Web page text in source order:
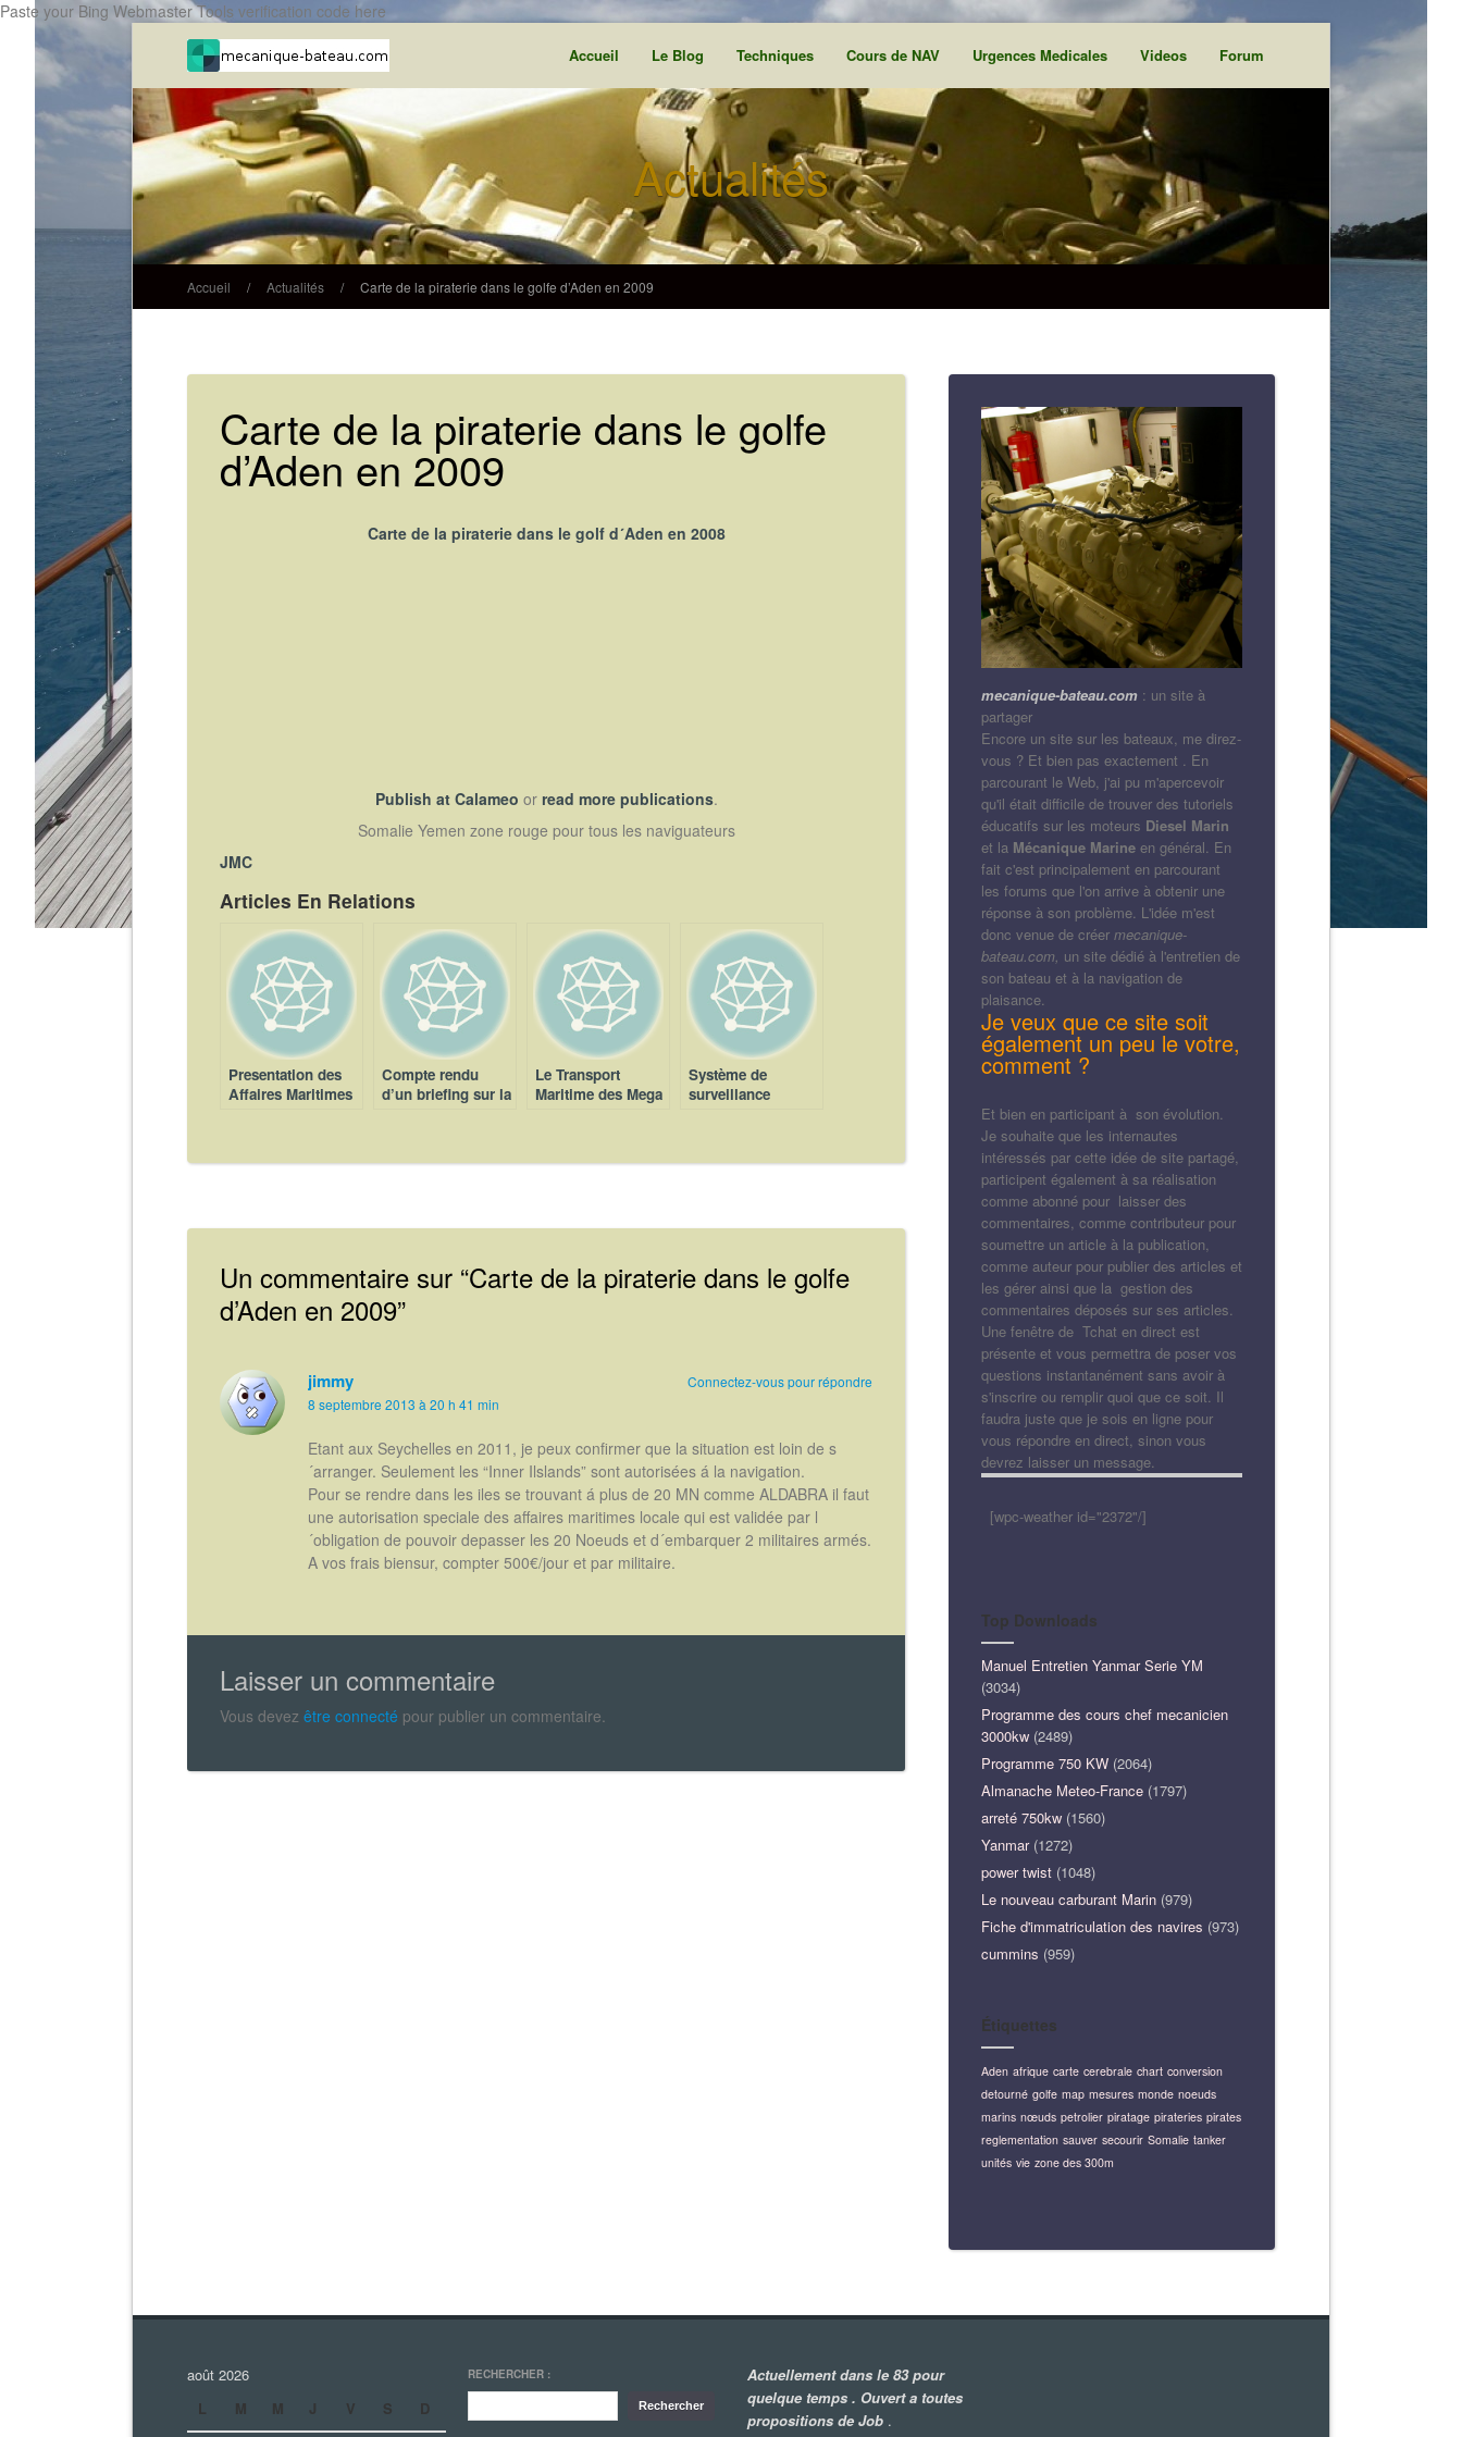
Paste your Bing Webmaster Tools verification code here
Accueil Le Blog Techniques Cours de NAV Urgences Medicales Videos Forum
Actualités
Accueil / Actualités / Carte de la piraterie dans le golfe d’Aden en 2009
Carte de la piraterie dans le golfe
d’Aden en 2009
Carte de la piraterie dans le golf d´Aden en 2008
Publish at Calameo or read more publications.
Somalie Yemen zone rouge pour tous les naviguateurs
JMC
Articles En Relations
Presentation des
Affaires Maritimes
Compte rendu
d’un briefing sur la
Le Transport
Maritime des Mega
Système de
surveillance
Un commentaire sur “Carte de la piraterie dans le golfe
d’Aden en 2009”
jimmy
8 septembre 2013 à 20 h 41 min
Etant aux Seychelles en 2011, je peux confirmer que la situation est loin de s
´arranger. Seulement les “Inner Ilslands” sont autorisées á la navigation.
Pour se rendre dans les iles se trouvant á plus de 20 MN comme ALDABRA il faut
une autorisation speciale des affaires maritimes locale qui est validée par l
´obligation de pouvoir depasser les 20 Noeuds et d´embarquer 2 militaires armés.
A vos frais biensur, compter 500€/jour et par militaire.
Connectez-vous pour répondre
Laisser un commentaire
Vous devez être connecté pour publier un commentaire.
mecanique-bateau.com : un site à
partager
Encore un site sur les bateaux, me direz-
vous ? Et bien pas exactement . En
parcourant le Web, j'ai pu m'apercevoir
qu'il était difficile de trouver des tutoriels
éducatifs sur les moteurs Diesel Marin
et la Mécanique Marine en général. En
fait c'est principalement en parcourant
les forums que l'on arrive à obtenir une
réponse à son problème. L'idée m'est
donc venue de créer mecanique-
bateau.com, un site dédié à l'entretien de
son bateau et à la navigation de
plaisance.
Je veux que ce site soit
également un peu le votre,
comment ?
Et bien en participant à son évolution.
Je souhaite que les internautes
intéressés par cette idée de site partagé,
participent également à sa réalisation
comme abonné pour laisser des
commentaires, comme contributeur pour
soumettre un article à la publication,
comme auteur pour publier des articles et
les gérer ainsi que la gestion des
commentaires déposés sur ses articles.
Une fenêtre de Tchat en direct est
présente et vous permettra de poser vos
questions instantanément sans avoir à
s'inscrire ou remplir quoi que ce soit. Il
faudra juste que je sois en ligne pour
vous répondre en direct, sinon vous
devrez laisser un message.
[wpc-weather id="2372"/]
Top Downloads
Manuel Entretien Yanmar Serie YM
(3034)
Programme des cours chef mecanicien
3000kw (2489)
Programme 750 KW (2064)
Almanache Meteo-France (1797)
arreté 750kw (1560)
Yanmar(1272)
power twist (1048)
Le nouveau carburant Marin (979)
Fiche d'immatriculation des navires (973)
cummins (959)
Étiquettes
Aden afrique carte cerebrale chart conversion
detourné golfe map mesures monde noeuds
marins nœuds petrolier piratage pirateries pirates
reglementation sauver secourir Somalie tanker
unités vie zone des 300m
août 2026
L
M M J V S D
RECHERCHER :
Actuellement dans le 83 pour
quelque temps . Ouvert a toutes
propositions de Job .